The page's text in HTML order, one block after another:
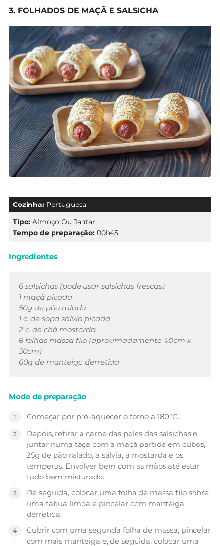
3. FOLHADOS DE MAÇÃ E SALSICHA
Cozinha: Portuguesa
Tipo: Almoço Ou Jantar
Tempo de preparação: 00h45
Ingredientes
6 salsichas (pode usar salsichas frescas)
1 maçã picada
50g de pão ralado
1 c. de sopa sálvia picada
2 c. de chá mostarda
6 folhas massa filo (aproximadamente 40cm x
30cm)
60g de manteiga derretida
Modo de preparação
Começar por pré-aquecer o forno a 180°C.
Depois, retirar a carne das peles das salsichas e
juntar numa taça com a maçã partida em cubos,
25g de pão ralado, a sálvia, a mostarda e os
temperos. Envolver bem com as mãos até estar
tudo bem misturado.
De seguida, colocar uma folha de massa filo sobre
uma tábua limpa e pincelar com manteiga
derretida.
Cubrir com uma segunda folha de massa, pincelar
com mais manteiga e, de seguida, colocar uma